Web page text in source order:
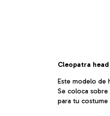
Cleopatra
Este modelo de
Se coloca sobre
para tu